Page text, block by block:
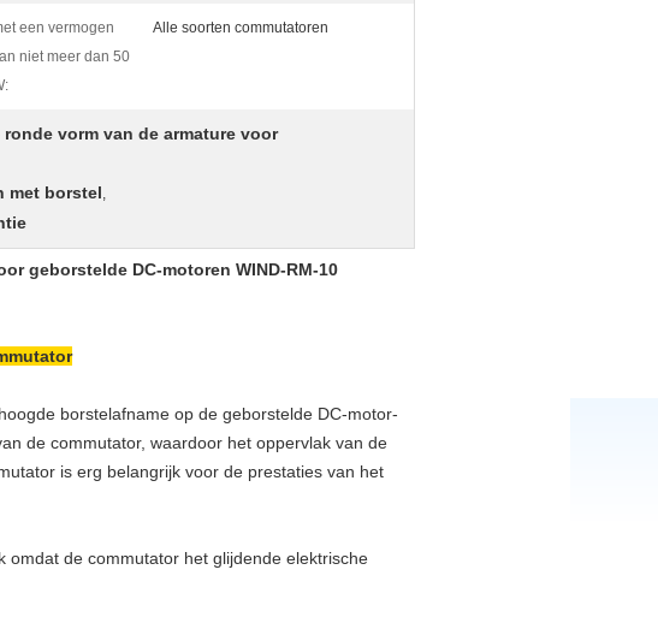
een vermogen
niet meer dan 50
Alle soorten commutatoren
vorm van de armature voor
met borstel,
geborstelde DC-motoren WIND-RM-10
borstelafname op de geborstelde DC-motor-
de commutator, waardoor het oppervlak van de
is erg belangrijk voor de prestaties van het
de commutator het glijdende elektrische